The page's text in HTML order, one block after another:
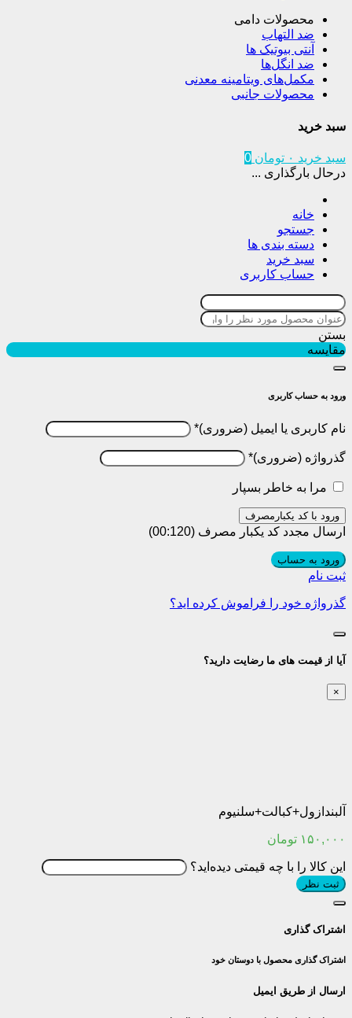
محصولات دامی
ضد التهاب
آنتی بیوتیک ها
ضد انگل‌ها
مکمل‌های ویتامینه معدنی
محصولات جانبی
سبد خرید
سبد خرید ۰ تومان 0
درحال بارگذاری ...
خانه
جستجو
دسته بندی ها
سبد خرید
حساب کاربری
بستن
مقایسه
ورود به حساب کاربری
نام کاربری یا ایمیل *
گذرواژه *
مرا به خاطر بسپار
ورود با کد یکبارمصرف
ارسال مجدد کد یکبار مصرف (00:
120
)
ورود به حساب
ثبت نام
گذرواژه خود را فراموش کرده اید؟
آیا از قیمت های ما رضایت دارید؟
×
آلبندازول+کبالت+سلنیوم
۱۵۰,۰۰۰ تومان
این کالا را با چه قیمتی دیده‌اید؟
ثبت نظر
اشتراک گذاری
اشتراک گذاری محصول با دوستان خود
ارسال از طریق ایمیل